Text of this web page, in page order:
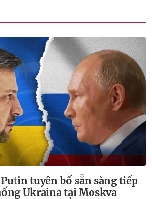
tuyên bố sẵn sàng tiếp
Ukraina tại Moskva